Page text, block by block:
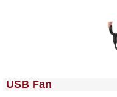
USB Fan